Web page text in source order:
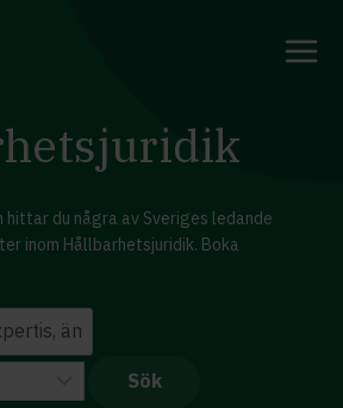
du några av Sveriges ledande
inom Hållbarhetsjuridik. Boka